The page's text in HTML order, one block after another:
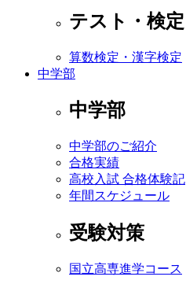
テスト・検定
算数検定・漢字検定
中学部
中学部
中学部のご紹介
合格実績
高校入試 合格体験記
年間スケジュール
受験対策
国立高専進学コース